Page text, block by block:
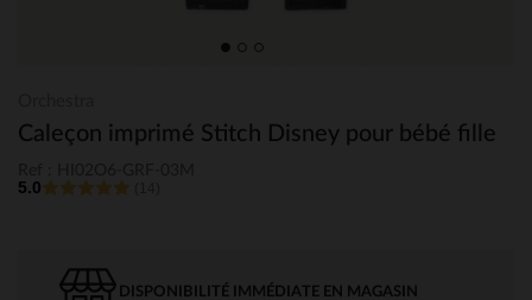
Caleçon imprimé Stitch Disney pour bébé fille
5.0
DISPONIBILITÉ IMMÉDIATE EN MAGASIN